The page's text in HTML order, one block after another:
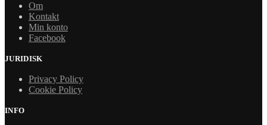
Om
Kontakt
Min konto
Facebook
JURIDISK
Privacy Policy
Cookie Policy
INFO